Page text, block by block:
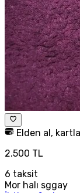
Elden al,
2.500 TL
6 taksit
Mor halı sggay